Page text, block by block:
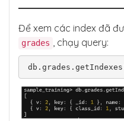
Để xem các index đã
grades , chạy query: